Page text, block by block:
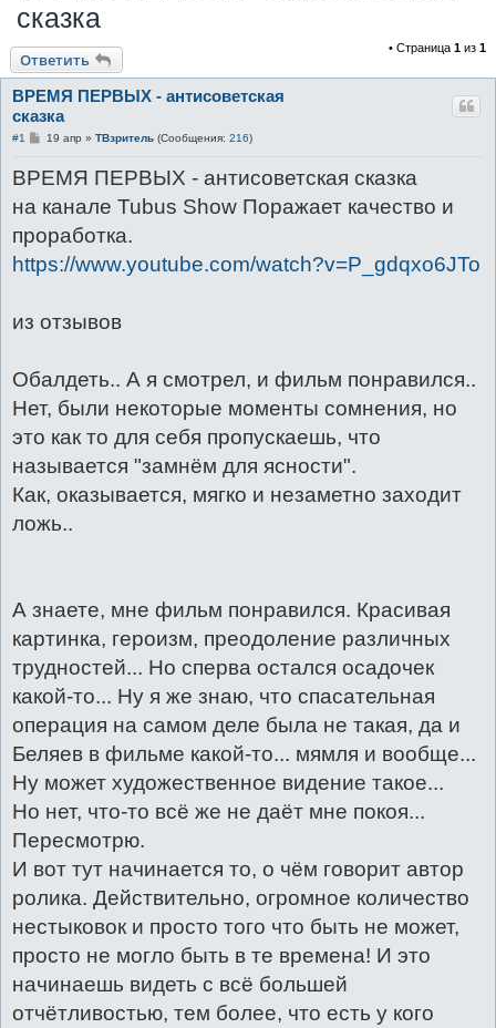
сказка
Ответить
• Страница 1 из 1
ВРЕМЯ ПЕРВЫХ - антисоветская
сказка
#1
С
б
е
н
и
е
19 апр » ТВзритель(Сообщения: 216)
ВРЕМЯ ПЕРВЫХ - антисоветская сказка
на канале Tubus Show Поражает качество и
проработка.
https://www.youtube.com/watch?v=P_gdqxo6JTo
из отзывов
Обалдеть.. А я смотрел, и фильм понравился..
Нет, были некоторые моменты сомнения, но
это как то для себя пропускаешь, что
называется "замнём для ясности".
Как, оказывается, мягко и незаметно заходит
ложь..
А знаете, мне фильм понравился. Красивая
картинка, героизм, преодоление различных
трудностей... Но сперва остался осадочек
какой-то... Ну я же знаю, что спасательная
операция на самом деле была не такая, да и
Беляев в фильме какой-то... мямля и вообще...
Ну может художественное видение такое...
Но нет, что-то всё же не даёт мне покоя...
Пересмотрю.
И вот тут начинается то, о чём говорит автор
ролика. Действительно, огромное количество
нестыковок и просто того что быть не может,
просто не могло быть в те времена! И это
начинаешь видеть с всё большей
отчётливостью, тем более, что есть у кого